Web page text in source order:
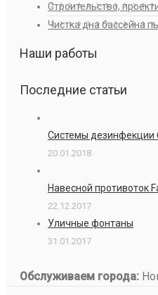
Строительство,
Чистка дна бассейна
Наши работы
Последние статьи
Системы дезинфекции
20.01.2018
Навесной противоток
22.12.2017
Уличные фонтаны
31.01.2017
Обслуживаем города: